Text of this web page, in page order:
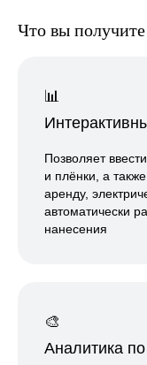
Что вы получите
📊
Позволяет
и плёнки, а
аренду,
автоматически
нанесения
🎨
Аналитика